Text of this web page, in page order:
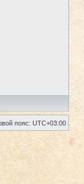
пояс: UTC+03:00